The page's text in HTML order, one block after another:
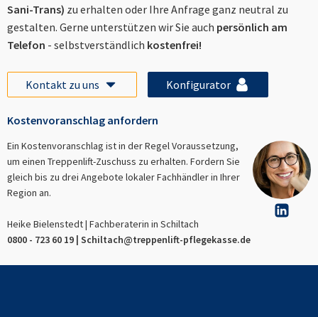
Sani-Trans) zu erhalten oder Ihre Anfrage ganz neutral zu
gestalten. Gerne unterstützen wir Sie auch persönlich am
Telefon - selbstverständlich kostenfrei!
Kontakt zu uns Konfigurator
Kostenvoranschlag anfordern
Ein Kostenvoranschlag ist in der Regel Voraussetzung,
um einen Treppenlift-Zuschuss zu erhalten. Fordern Sie
gleich bis zu drei Angebote lokaler Fachhändler in Ihrer
Region an.
Heike Bielenstedt | Fachberaterin in Schiltach
0800 - 723 60 19 | Schiltach@treppenlift-pflegekasse.de